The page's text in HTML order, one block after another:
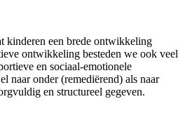
kinderen een brede ontwikkeling
ontwikkeling besteden we ook veel
en sociaal-emotionele
naar onder (remediërend) als naar
en structureel gegeven.